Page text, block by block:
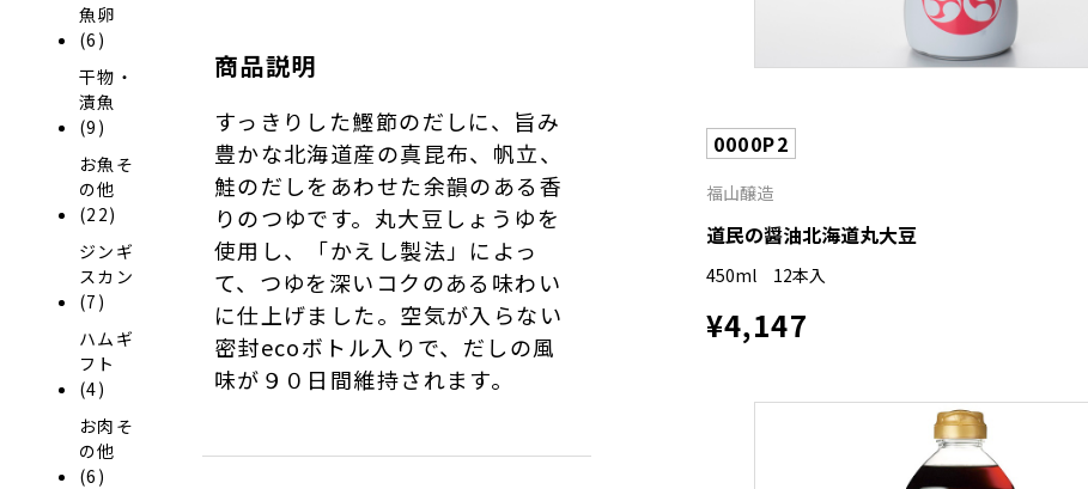
魚卵
(6)
干物・
漬魚
(9)
お魚そ
の他
(22)
ジンギ
スカン
(7)
ハムギ
フト
(4)
お肉そ
の他
(6)
商品説明
すっきりした鰹節のだしに、旨み
豊かな北海道産の真昆布、帆立、
鮭のだしをあわせた余韻のある香
りのつゆです。丸大豆しょうゆを
使用し、「かえし製法」によっ
て、つゆを深いコクのある味わい
に仕上げました。空気が入らない
密封ecoボトル入りで、だしの風
味が９０日間維持されます。
0000P2
福山醸造
道民の醤油北海道丸大豆
450ml 12本入
¥4,147